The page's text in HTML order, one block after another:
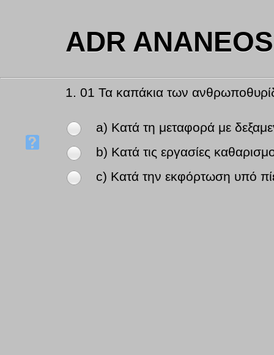
ADR
1. 01 Τα καπάκια των
a) Κατά τη μεταφορά με
b) Κατά τις εργασίες
c) Κατά την εκφόρτωση υπό